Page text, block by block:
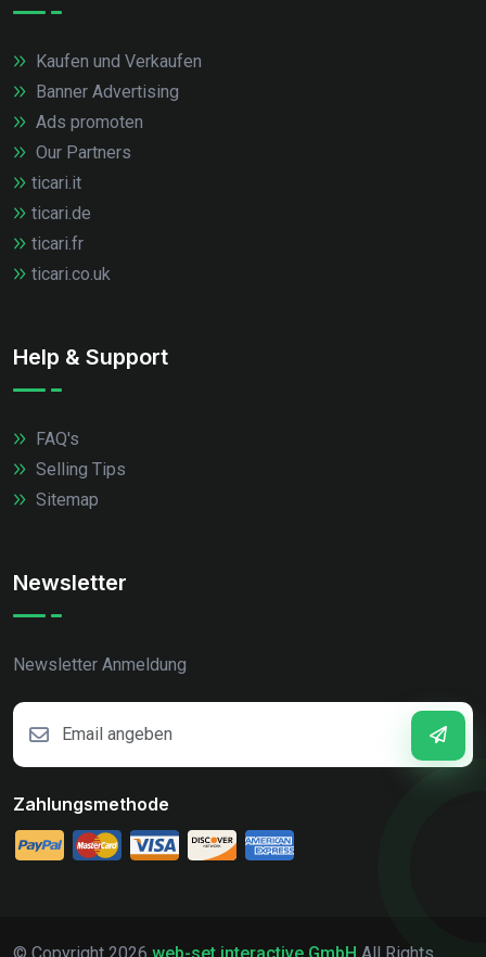
Kaufen und Verkaufen
Banner Advertising
Ads promoten
Our Partners
ticari.it
ticari.de
ticari.fr
ticari.co.uk
Help & Support
FAQ's
Selling Tips
Sitemap
Newsletter
Newsletter Anmeldung
Zahlungsmethode